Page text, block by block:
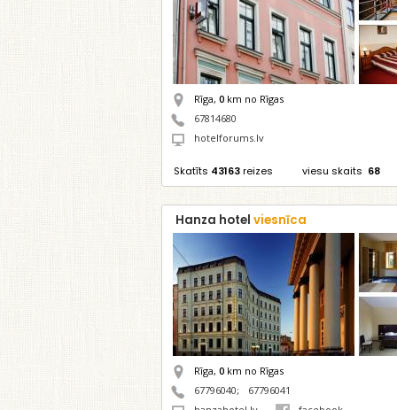
Rīga, 0 km no Rīgas
67814680
hotelforums.lv
Skatīts 43163reizes viesu skaits 68
Hanza hotel viesnīca
Rīga, 0 km no Rīgas
67796040;
67796041